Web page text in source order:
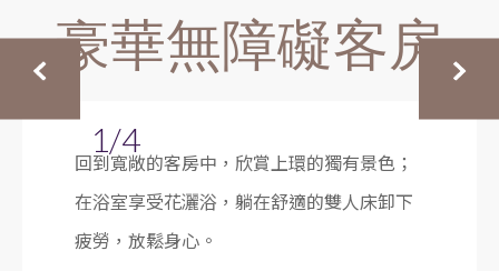
豪華無障礙客房
1/4
回到寬敞的客房中，欣賞上環的獨有景色；
在浴室享受花灑浴，躺在舒適的雙人床卸下
疲勞，放鬆身心。